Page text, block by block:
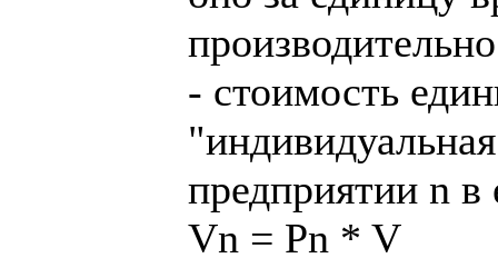
- стоимость
предприятии n в
Vn = Pn * V